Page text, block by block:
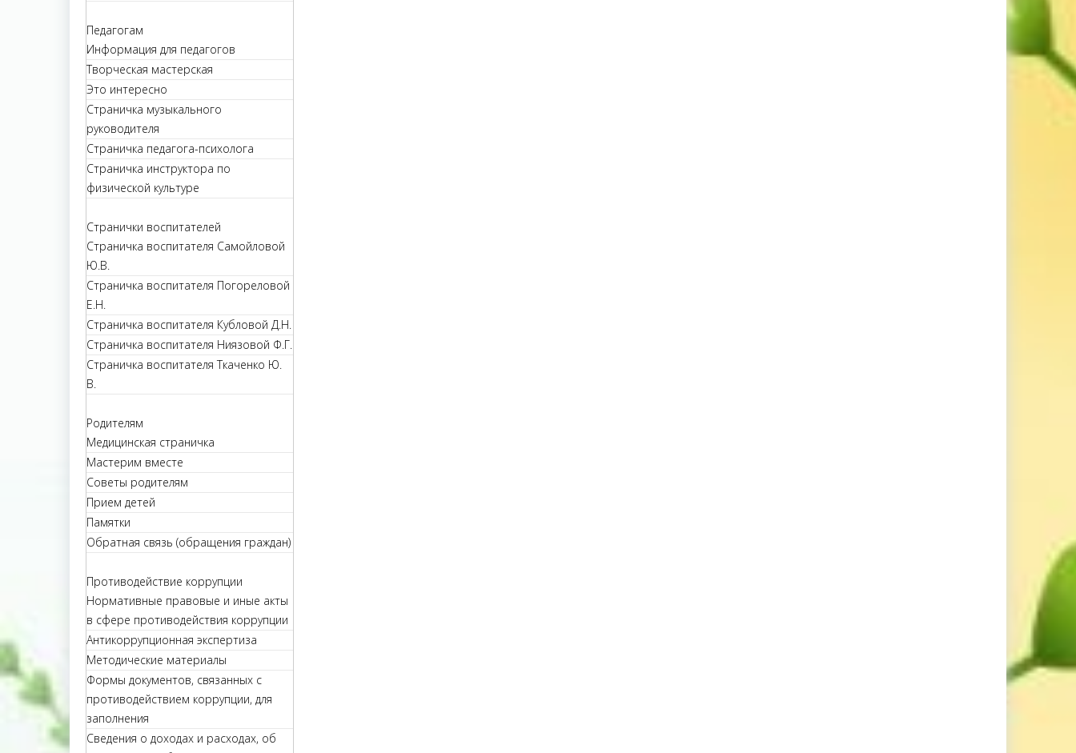
Педагогам
Информация для педагогов
Творческая мастерская
Это интересно
Страничка музыкального
руководителя
Страничка педагога-психолога
Страничка инструктора по
физической культуре
Странички воспитателей
Страничка воспитателя Самойловой
Ю.В.
Страничка воспитателя Погореловой
Е.Н.
Страничка воспитателя Кубловой Д.Н.
Страничка воспитателя Ниязовой Ф.Г.
Страничка воспитателя Ткаченко Ю.
В.
Родителям
Медицинская страничка
Мастерим вместе
Советы родителям
Прием детей
Памятки
Обратная связь (обращения граждан)
Противодействие коррупции
Нормативные правовые и иные акты
в сфере противодействия коррупции
Антикоррупционная экспертиза
Методические материалы
Формы документов, связанных с
противодействием коррупции, для
заполнения
Сведения о доходах и расходах, об